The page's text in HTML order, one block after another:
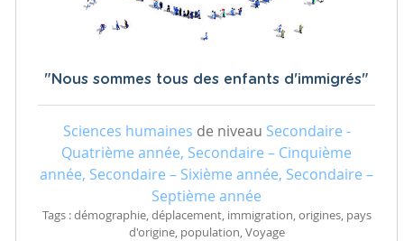
"Nous sommes tous des enfants d'immigrés"
Sciences humaines de niveau Secondaire -
Quatrième année, Secondaire – Cinquième
année, Secondaire – Sixième année, Secondaire –
Septième année
Tags : démographie, déplacement, immigration, origines, pays
d'origine, population, Voyage